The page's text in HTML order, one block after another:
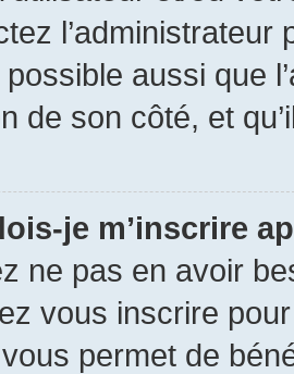
l’administrateur
aussi que
de son côté, et
je m’inscrire
ne pas en avoir
vous inscrire
vous permet de